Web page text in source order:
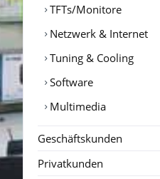
TFTs/Monitore
Netzwerk & Internet
Tuning & Cooling
Software
Multimedia
Geschäftskunden
Privatkunden